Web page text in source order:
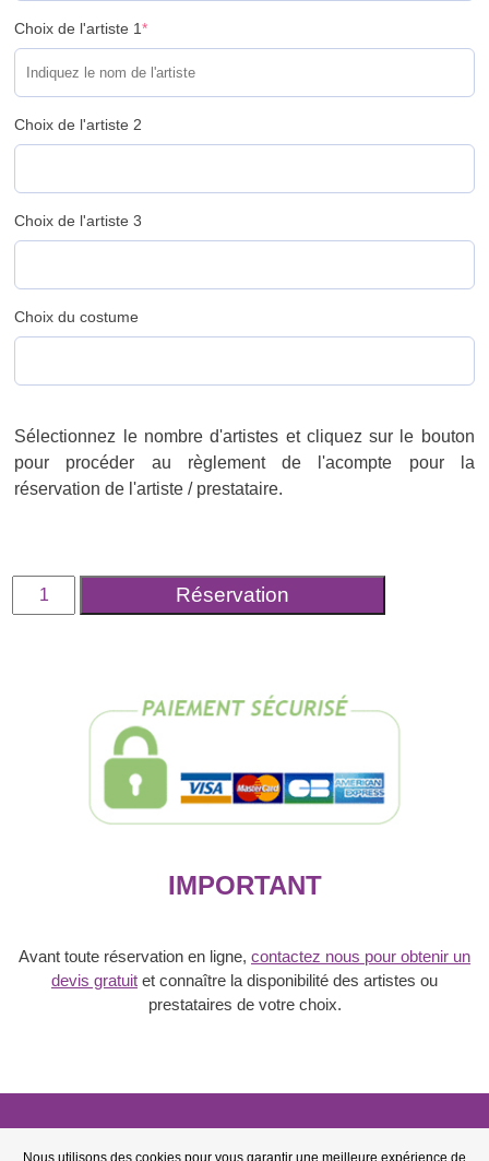
Choix de l'artiste 1*
Choix de l'artiste 2
Choix de l'artiste 3
Choix du costume
Sélectionnez le nombre d'artistes et cliquez sur le bouton
pour procéder au règlement de l'acompte pour la
réservation de l'artiste / prestataire.
quantité
Réservation
IMPORTANT
Avant toute réservation en ligne, contactez nous pour obtenir un
devis gratuit et connaître la disponibilité des artistes ou
prestataires de votre choix.
© 2006 - 2026 BFL Events
Nous utilisons des cookies pour vous garantir une meilleure expérience de